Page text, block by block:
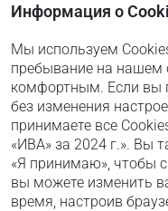
Информация о
Мы используем
пребывание на нашем
комфортным. Если вы
без изменения
принимаете все
«ИВА» за 2024 г.». Вы
«Я принимаю», чтобы
вы можете изменить
время, настроив